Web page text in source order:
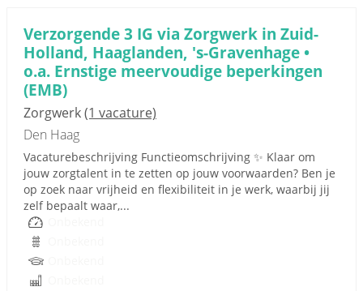
Verzorgende 3 IG via Zorgwerk in Zuid-
Holland, Haaglanden, 's-Gravenhage •
o.a. Ernstige meervoudige beperkingen
(EMB)
Zorgwerk(1 vacature)
Den Haag
Vacaturebeschrijving Functieomschrijving ✨ Klaar om
jouw zorgtalent in te zetten op jouw voorwaarden? Ben je
op zoek naar vrijheid en flexibiliteit in je werk, waarbij jij
zelf bepaalt waar,...